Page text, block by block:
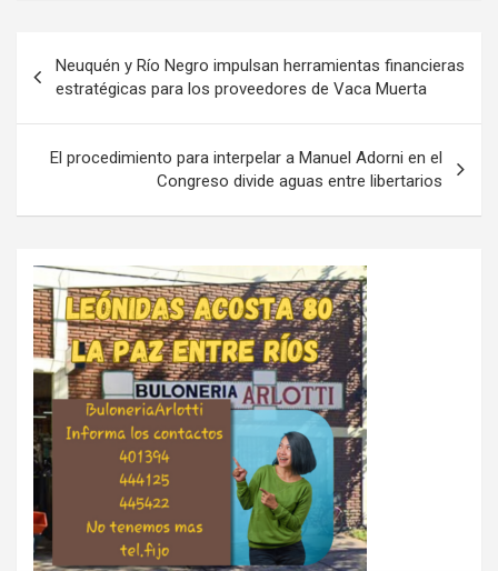
de
entradas
Neuquén y Río Negro impulsan herramientas financieras
estratégicas para los proveedores de Vaca Muerta
El procedimiento para interpelar a Manuel Adorni en el
Congreso divide aguas entre libertarios